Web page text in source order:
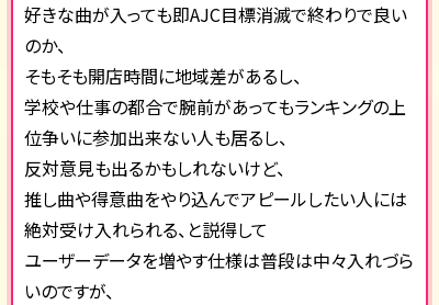
好きな曲が入っても即AJC目標消滅で終わりで良い
のか、
そもそも開店時間に地域差があるし、
学校や仕事の都合で腕前があってもランキングの上
位争いに参加出来ない人も居るし、
反対意見も出るかもしれないけど、
推し曲や得意曲をやり込んでアピールしたい人には
絶対受け入れられる、と説得して
ユーザーデータを増やす仕様は普段は中々入れづら
いのですが、